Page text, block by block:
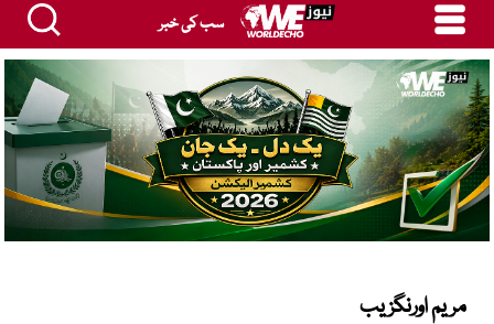
سب کی خبر
مریم اورنگزیب